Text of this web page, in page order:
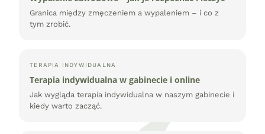
Granica między zmęczeniem a wypaleniem – i co z
tym zrobić.
TERAPIA INDYWIDUALNA
Terapia indywidualna w gabinecie i online
Jak wygląda terapia indywidualna w naszym gabinecie i
kiedy warto zacząć.